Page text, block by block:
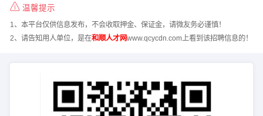
温馨提示
1、本平台仅供信息发布，不会收取押金、保证金，请微友务必谨慎！
2、请告知用人单位，是在和顺人才网www.qcycdn.com上看到该招聘信息的！